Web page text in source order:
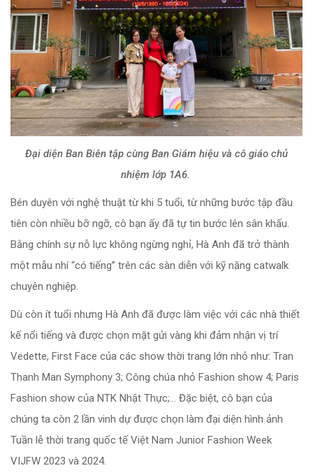
Đại diện Ban Biên tập cùng Ban Giám hiệu và cô giáo chủ
nhiệm lớp 1A6.
Bén duyên với nghệ thuật từ khi 5 tuổi, từ những bước tập đầu
tiên còn nhiều bỡ ngỡ, cô bạn ấy đã tự tin bước lên sân khấu.
Bằng chính sự nỗ lực không ngừng nghỉ, Hà Anh đã trở thành
một mẫu nhí “có tiếng” trên các sàn diễn với kỹ năng catwalk
chuyên nghiệp.
Dù còn ít tuổi nhưng Hà Anh đã được làm việc với các nhà thiết
kế nổi tiếng và được chọn mặt gửi vàng khi đảm nhận vị trí
Vedette, First Face của các show thời trang lớn nhỏ như: Tran
Thanh Man Symphony 3; Công chúa nhỏ Fashion show 4; Paris
Fashion show của NTK Nhật Thực;… Đặc biệt, cô bạn của
chúng ta còn 2 lần vinh dự được chọn làm đại diện hình ảnh
Tuần lễ thời trang quốc tế Việt Nam Junior Fashion Week
VIJFW 2023 và 2024.